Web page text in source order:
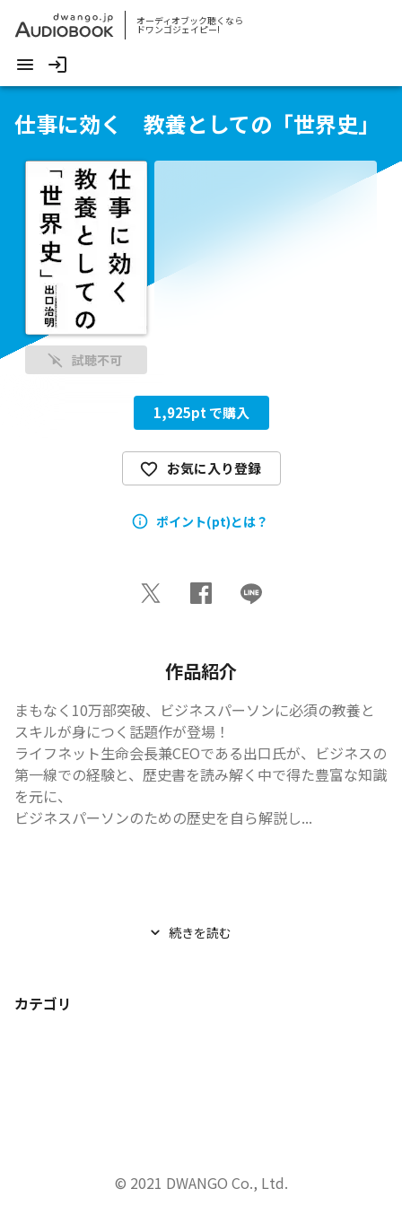
オーディオブック聴くなら
ドワンゴジェイピー!
仕事に効く 教養としての「世界史」
試聴不可
1,925pt で購入
お気に入り登録
ポイント(pt)とは？
作品紹介
まもなく10万部突破、ビジネスパーソンに必須の教養と
スキルが身につく話題作が登場！
ライフネット生命会長兼CEOである出口氏が、ビジネスの
第一線での経験と、歴史書を読み解く中で得た豊富な知識
を元に、
ビジネスパーソンのための歴史を自ら解説し...
続きを読む
カテゴリ
© 2021 DWANGO Co., Ltd.